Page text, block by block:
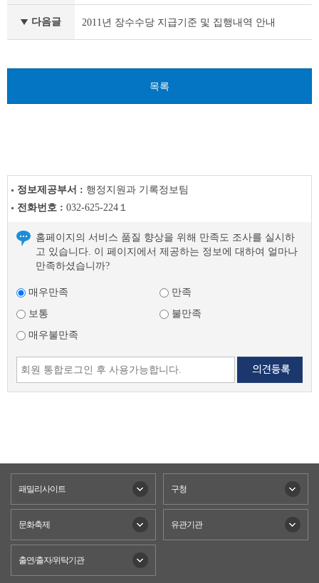
정
다
다음글 2011년 장수수당 지급기준 및 집행내역 안내
목록
정보제공부서 : 행정지원과 기록정보팀
전화번호 : 032-625-224１
홈페이지의 서비스 품질 향상을 위해 만족도 조사를 실시하
고 있습니다. 이 페이지에서 제공하는 정보에 대하여 얼마나
만족하셨습니까?
매우만족
만족
보통
불만족
매우불만족
패밀리사이트 구청
문화축제 유관기관
출연/출자/위탁기관